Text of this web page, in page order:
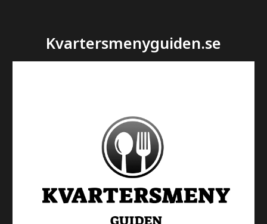
Kvartersmenyguiden.se